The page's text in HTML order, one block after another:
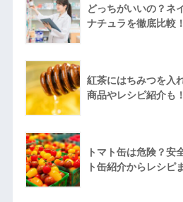
どっちがいいの？ネ
ナチュラを徹底比較！
紅茶にはちみつを入
商品やレシピ紹介も！
トマト缶は危険？安
ト缶紹介からレシピ